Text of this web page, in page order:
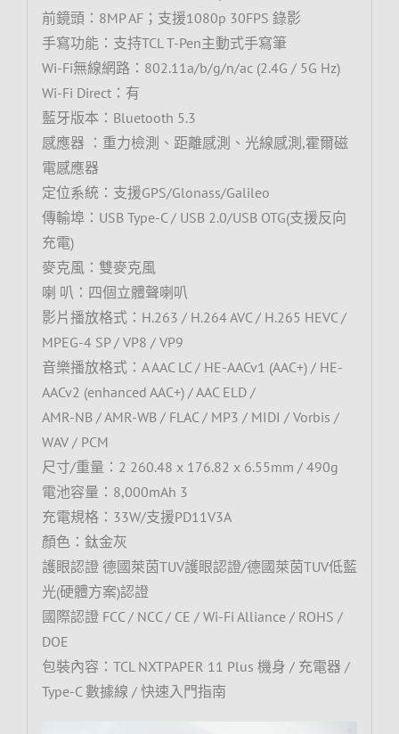
前鏡頭：8MP AF；支援1080p 30FPS 錄影
手寫功能：支持TCL T-Pen主動式手寫筆
Wi-Fi無線網路：802.11a/b/g/n/ac (2.4G / 5G Hz)
Wi-Fi Direct：有
藍牙版本：Bluetooth 5.3
感應器 ：重力檢測、距離感測、光線感測,霍爾磁
電感應器
定位系統：支援GPS/Glonass/Galileo
傳輸埠：USB Type-C / USB 2.0/USB OTG(支援反向
充電)
麥克風：雙麥克風
喇 叭：四個立體聲喇叭
影片播放格式：H.263 / H.264 AVC / H.265 HEVC /
MPEG-4 SP / VP8 / VP9
音樂播放格式：A AAC LC / HE-AACv1 (AAC+) / HE-
AACv2 (enhanced AAC+) / AAC ELD /
AMR-NB / AMR-WB / FLAC / MP3 / MIDI / Vorbis /
WAV / PCM
尺寸/重量：2 260.48 x 176.82 x 6.55mm / 490g
電池容量：8,000mAh 3
充電規格：33W/支援PD11V3A
顏色：鈦金灰
護眼認證 德國萊茵TUV護眼認證/德國萊茵TUV低藍
光(硬體方案)認證
國際認證 FCC / NCC / CE / Wi-Fi Alliance / ROHS /
DOE
包裝內容：TCL NXTPAPER 11 Plus 機身 / 充電器 /
Type-C 數據線 / 快速入門指南